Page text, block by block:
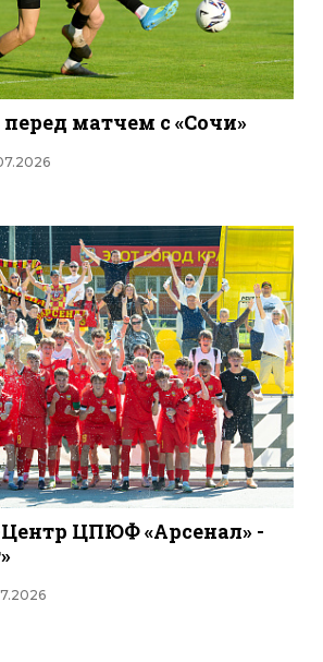
матчем с «Сочи»
ЦПЮФ «Арсенал» -